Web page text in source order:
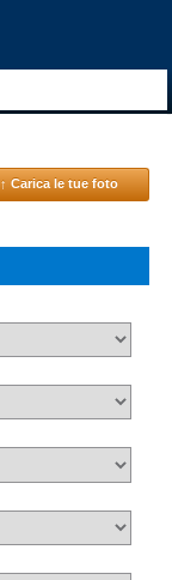
↑ Carica le tue foto